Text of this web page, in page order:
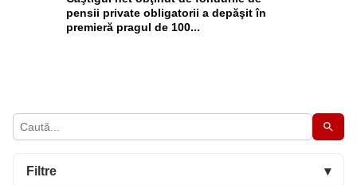
Filtre ▾
pensii private obligatorii a depăşit în
premieră pragul de 100...